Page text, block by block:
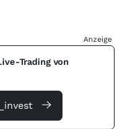
Anzeige
Trading von